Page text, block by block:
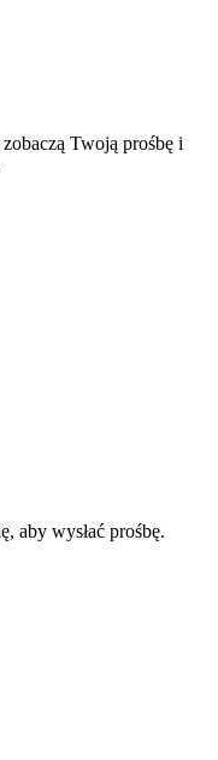
Twoją prośbę i
aby wysłać prośbę.